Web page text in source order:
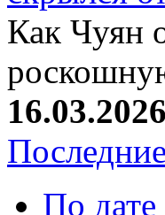
Как Чуян
16.03.2026
По дате